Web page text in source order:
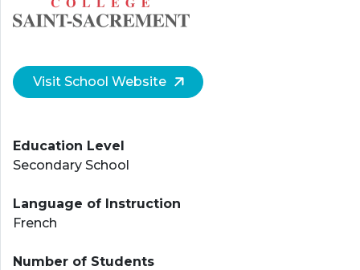
Visit School Website
Education Level
Secondary School
Language of Instruction
French
Number of Students